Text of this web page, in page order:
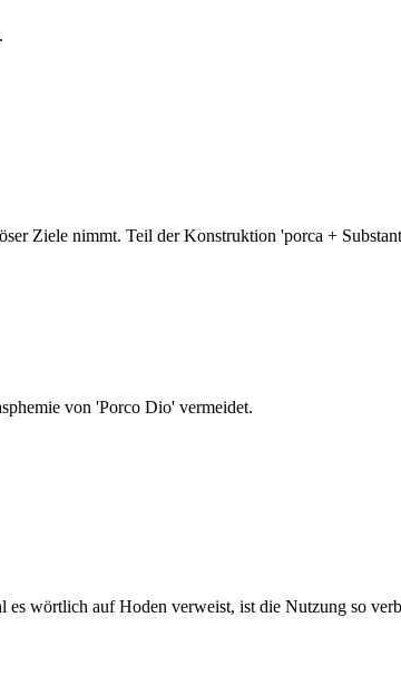
Ziele nimmt. Teil der Konstruktion 'porca +
von 'Porco Dio' vermeidet.
wörtlich auf Hoden verweist, ist die Nutzung so